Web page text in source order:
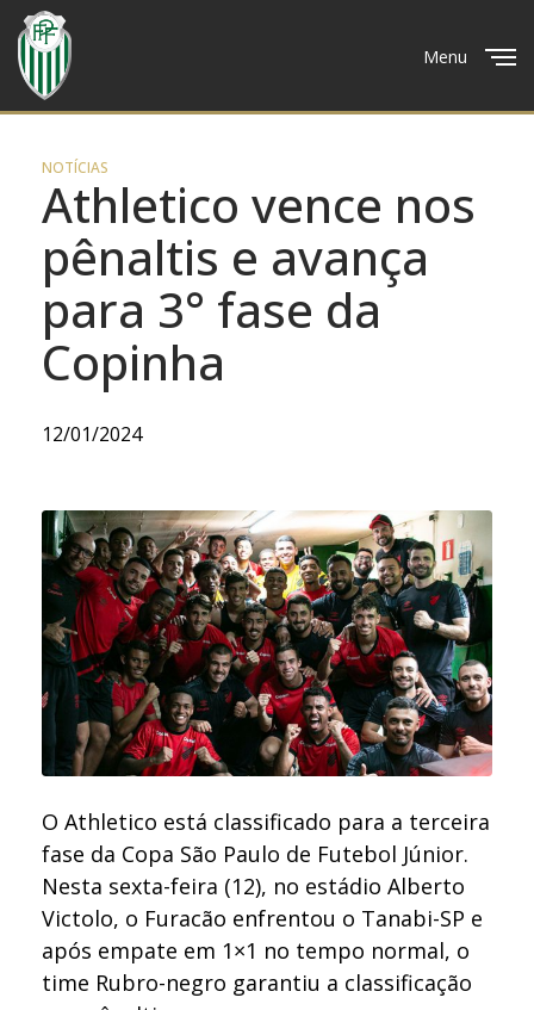
Menu
NOTÍCIAS
Athletico vence nos
pênaltis e avança
para 3° fase da
Copinha
12/01/2024
O Athletico está classificado para a terceira
fase da Copa São Paulo de Futebol Júnior.
Nesta sexta-feira (12), no estádio Alberto
Victolo, o Furacão enfrentou o Tanabi-SP e
após empate em 1×1 no tempo normal, o
time Rubro-negro garantiu a classificação